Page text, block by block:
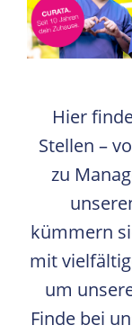
Hier
Stellen –
zu
kümmern
mit
um
Finde bei